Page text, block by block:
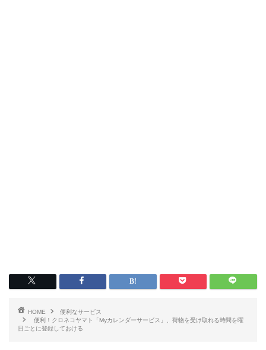
HOME
便利なサービス
便利！クロネコヤマト「Myカレンダーサービス」、荷物を受け取れる時間を曜
日ごとに登録しておける